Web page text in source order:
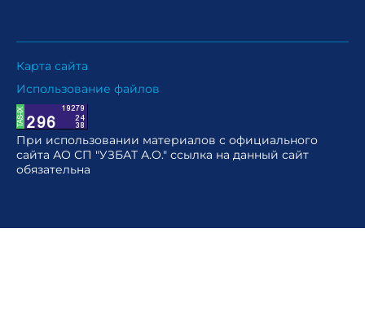
Карта сайта
Использование файлов
При использовании материалов с официального
сайта АО СП "УЗБАТ А.О." ссылка на данный сайт
обязательна